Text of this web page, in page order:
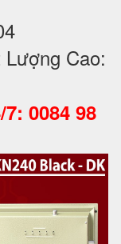
Cao:
0084 98